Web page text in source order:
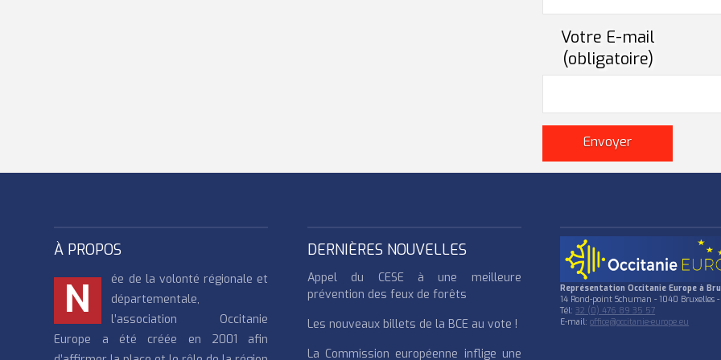
Votre E-mail
(obligatoire)
À PROPOS
N
ée de la volonté régionale et
départementale,
l’association Occitanie
Europe a été créée en 2001 afin
DERNIÈRES NOUVELLES
Appel du CESE à une meilleure
prévention des feux de forêts
Les nouveaux billets de la BCE au vote !
La Commission européenne inflige une
Représentation Occitanie Europe à
14 Rond-point Schuman - 1040 Bruxelles
Tél:32 (0) 476 89 35 57
E-mail:office@occitanie-europe.eu